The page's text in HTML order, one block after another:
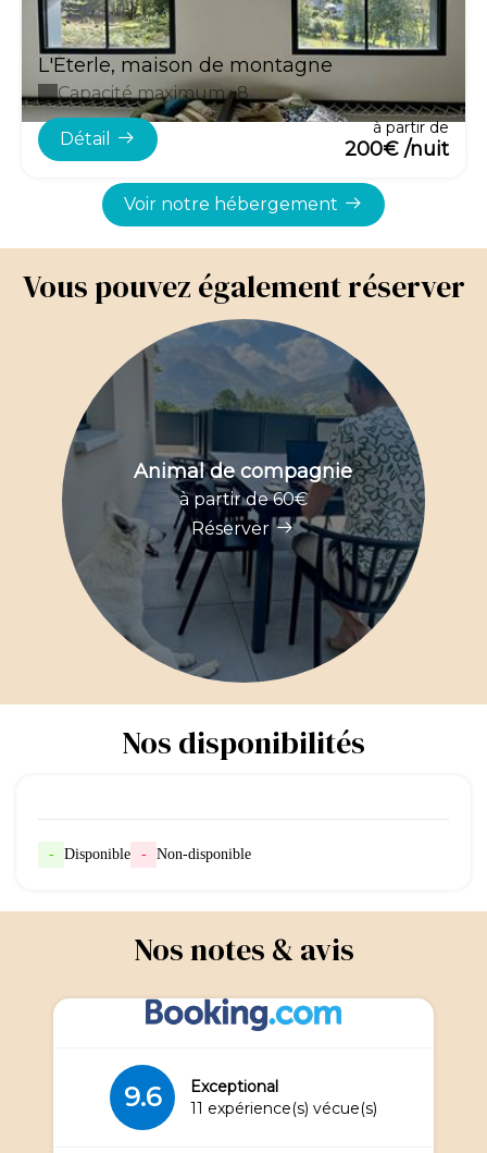
L'Éterle, maison de montagne
Capacité maximum : 8
Détail
à partir de
200€ /nuit
Voir notre hébergement
Vous pouvez également réserver
Animal de compagnie
à partir de 60€
Réserver
Nos disponibilités
- Disponible - Non-disponible
Nos notes & avis
9.6
Exceptional
11 expérience(s) vécue(s)